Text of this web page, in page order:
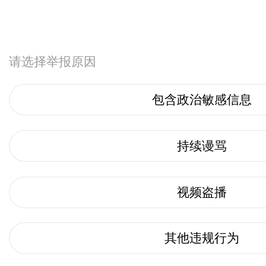
请选择举报原因
包含政治敏感信息
持续谩骂
视频盗播
其他违规行为